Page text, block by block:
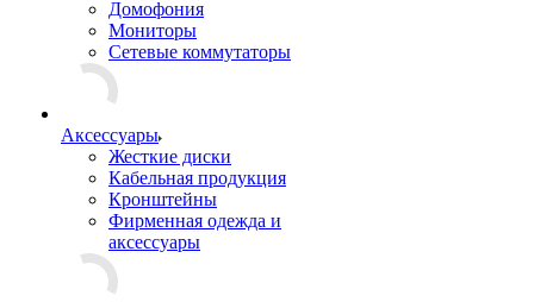
Домофония
Мониторы
Сетевые коммутаторы
Аксессуары
Жесткие диски
Кабельная продукция
Кронштейны
Фирменная одежда и
аксессуары